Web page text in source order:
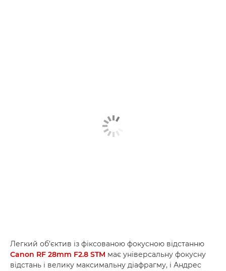
Легкий об’єктив із фіксованою фокусною відстанню
Canon RF 28mm F2.8 STM має універсальну фокусну
відстань і велику максимальну діафрагму, і Андрес